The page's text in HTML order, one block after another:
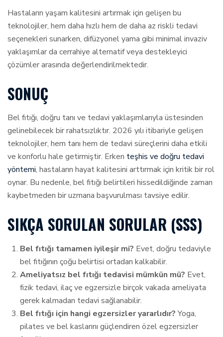
Hastaların yaşam kalitesini artırmak için gelişen bu
teknolojiler, hem daha hızlı hem de daha az riskli tedavi
seçenekleri sunarken, difüzyonel yama gibi minimal invaziv
yaklaşımlar da cerrahiye alternatif veya destekleyici
çözümler arasında değerlendirilmektedir.
SONUÇ
Bel fıtığı, doğru tanı ve tedavi yaklaşımlarıyla üstesinden
gelinebilecek bir rahatsızlıktır. 2026 yılı itibariyle gelişen
teknolojiler, hem tanı hem de tedavi süreçlerini daha etkili
ve konforlu hale getirmiştir. Erken teşhis ve doğru tedavi
yöntemi, hastaların hayat kalitesini arttırmak için kritik bir rol
oynar. Bu nedenle, bel fıtığı belirtileri hissedildiğinde zaman
kaybetmeden bir uzmana başvurulması tavsiye edilir.
SIKÇA SORULAN SORULAR (SSS)
Bel fıtığı tamamen iyileşir mi? Evet, doğru tedaviyle
bel fıtığının çoğu belirtisi ortadan kalkabilir.
Ameliyatsız bel fıtığı tedavisi mümkün mü? Evet,
fizik tedavi, ilaç ve egzersizle birçok vakada ameliyata
gerek kalmadan tedavi sağlanabilir.
Bel fıtığı için hangi egzersizler yararlıdır?Yoga,
pilates ve bel kaslarını güçlendiren özel egzersizler